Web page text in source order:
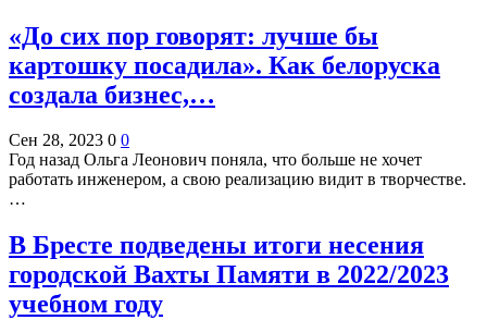
«До сих пор говорят: лучше бы
картошку посадила». Как белоруска
создала бизнес,…
Сен 28, 2023 0 0
Год назад Ольга Леонович поняла, что больше не хочет
работать инженером, а свою реализацию видит в творчестве.
…
В Бресте подведены итоги несения
городской Вахты Памяти в 2022/2023
учебном году